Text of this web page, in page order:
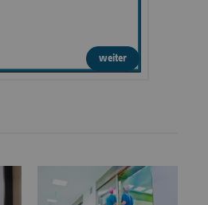
weiter